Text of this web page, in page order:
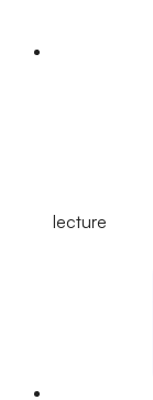
lecture